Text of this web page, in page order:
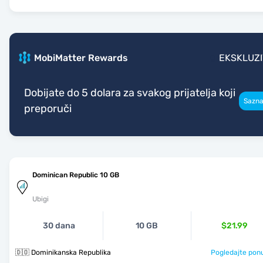
MobiMatter Rewards
Dobijate do 5 dolara za svakog prijatelja koji
preporuči
Dominican Republic 10 GB
Ubigi
30 dana 10 GB $21.99
🇩🇴 Dominikanska Republika Pogledajte